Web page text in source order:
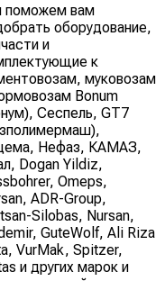
вам
оборудование,
и
к
муковозам
Bonum
Сеспель, GT7
Нефаз, КАМАЗ,
Dogan Yildiz,
Omeps,
ADR-Group,
Silobas, Nursan,
GuteWolf, Ali Riza
VurMak, Spitzer,
и других марок и